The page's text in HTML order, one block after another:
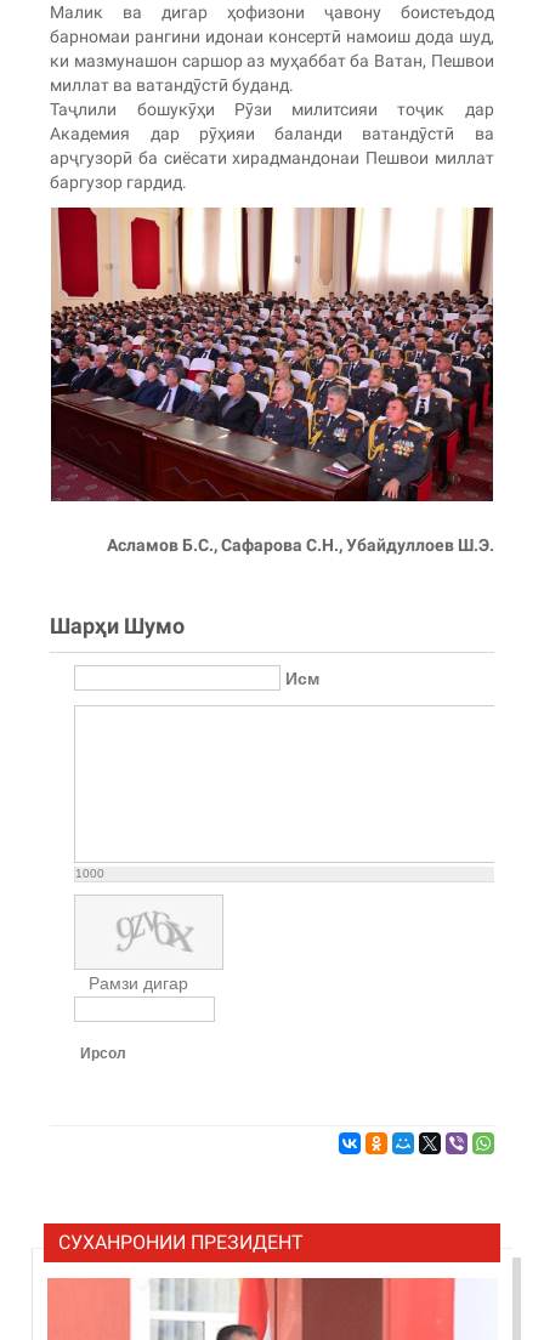
Малик ва дигар ҳофизони ҷавону боистеъдод
барномаи рангини идонаи консертӣ намоиш дода шуд,
ки мазмунашон саршор аз муҳаббат ба Ватан, Пешвои
миллат ва ватандӯстӣ буданд.
Таҷлили бошукӯҳи Рӯзи милитсияи тоҷик дар
Академия дар рӯҳияи баланди ватандӯстӣ ва
арҷгузорӣ ба сиёсати хирадмандонаи Пешвои миллат
баргузор гардид.
Асламов Б.С., Сафарова С.Н., Убайдуллоев Ш.Э.
Шарҳи Шумо
Исм
1000
Рамзи дигар
Ирсол
СУХАНРОНИИ ПРЕЗИДЕНТ